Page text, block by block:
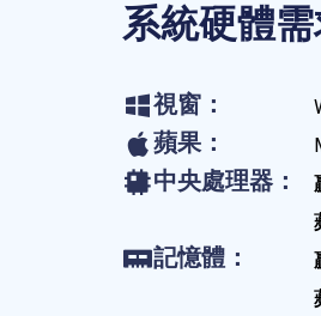
系統硬體
視窗：
蘋果：
中央處理器：
記憶體：